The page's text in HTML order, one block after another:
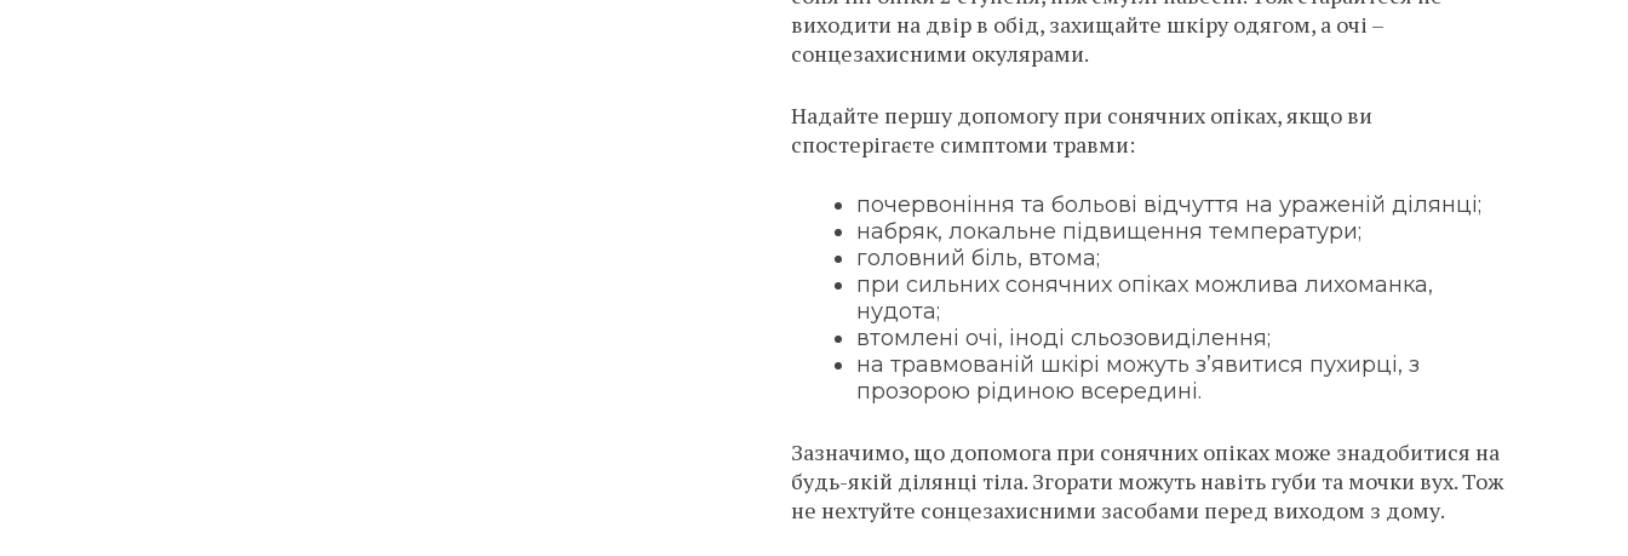
виходити на двір в обід, захищайте шкіру одягом, а очі –
сонцезахисними окулярами.
Надайте першу допомогу при сонячних опіках, якщо ви
спостерігаєте симптоми травми:
почервоніння та больові відчуття на ураженій ділянці;
набряк, локальне підвищення температури;
головний біль, втома;
при сильних сонячних опіках можлива лихоманка,
нудота;
втомлені очі, іноді сльозовиділення;
на травмованій шкірі можуть з’явитися пухирці, з
прозорою рідиною всередині.
Зазначимо, що допомога при сонячних опіках може знадобитися на
будь-якій ділянці тіла. Згорати можуть навіть губи та мочки вух. Тож
не нехтуйте сонцезахисними засобами перед виходом з дому.